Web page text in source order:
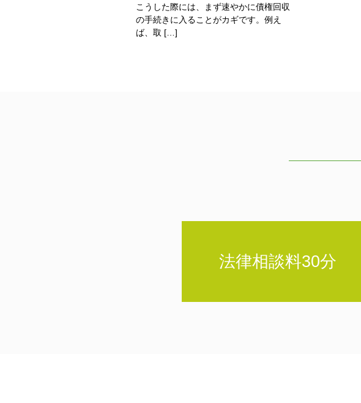
こうした際には、まず速やかに債権回収
の手続きに入ることがカギです。例え
ば、取 […]
法律相談料30分